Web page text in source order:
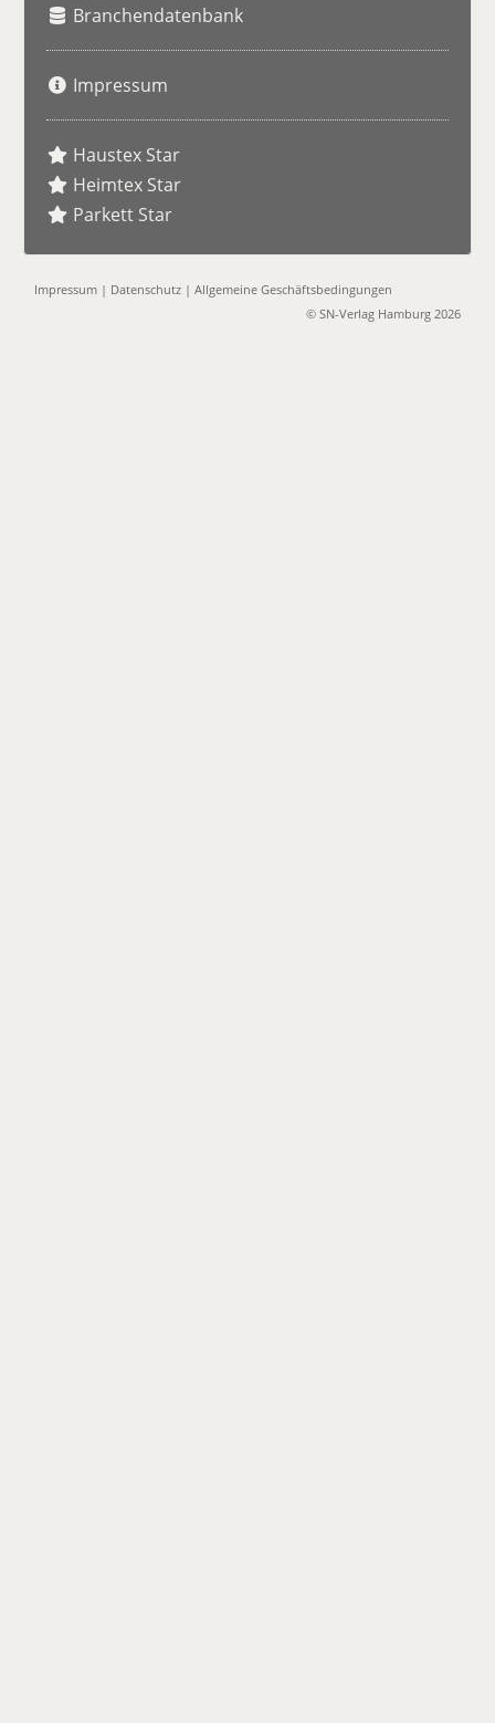
Branchendatenbank
Impressum
Haustex Star
Heimtex Star
Parkett Star
Impressum | Datenschutz |Allgemeine Geschäftsbedingungen
© SN-Verlag Hamburg 2026